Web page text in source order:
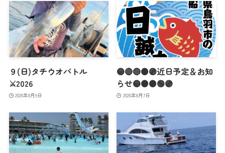
９(日)タチウオバトル
⚔️2026
2026年8月9日
🟡🔴🔵🟠🟣近日予定＆お知
らせ🟡🟠🟤🟢🟣
2026年8月7日